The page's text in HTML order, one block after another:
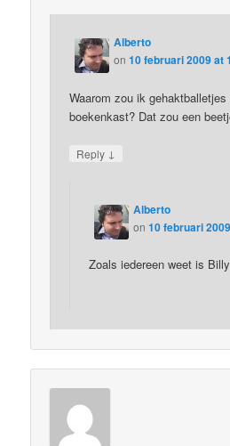
Alberto
on10 februari 2009 at
Waarom zou ik gehaktballetjes
boekenkast? Dat zou een
Reply ↓
Alberto
on10 februari
Zoals iedereen weet is